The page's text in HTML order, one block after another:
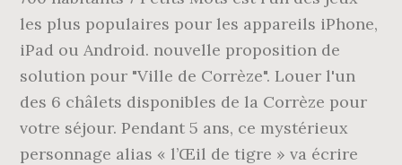
les plus populaires pour les appareils iPhone,
iPad ou Android. nouvelle proposition de
solution pour "Ville de Corrèze". Louer l'un
des 6 châlets disponibles de la Corrèze pour
votre séjour. Pendant 5 ans, ce mystérieux
personnage alias « l’Œil de tigre » va écrire